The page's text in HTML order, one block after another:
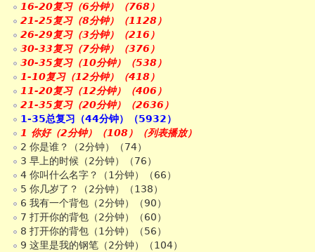
16-20复习（6分钟）（768）
21-25复习（8分钟）（1128）
26-29复习（3分钟）（216）
30-33复习（7分钟）（376）
30-35复习（10分钟）（538）
1-10复习（12分钟）（418）
11-20复习（12分钟）（406）
21-35复习（20分钟）（2636）
1-35总复习（44分钟）（5932）
1 你好（2分钟）（108）（列表播放）
2 你是谁？（2分钟）（74）
3 早上的时候（2分钟）（76）
4 你叫什么名字？（1分钟）（66）
5 你几岁了？（2分钟）（138）
6 我有一个背包（2分钟）（90）
7 打开你的背包（2分钟）（60）
8 打开你的背包（1分钟）（56）
9 这里是我的钢笔（2分钟）（104）